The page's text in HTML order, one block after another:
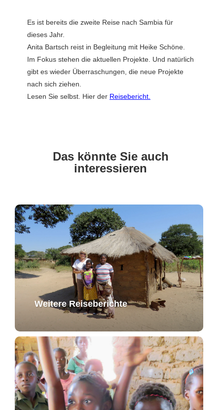
Es ist bereits die zweite Reise nach Sambia für
dieses Jahr.
Anita Bartsch reist in Begleitung mit Heike Schöne.
Im Fokus stehen die aktuellen Projekte. Und natürlich
gibt es wieder Überraschungen, die neue Projekte
nach sich ziehen.
Lesen Sie selbst. Hier der Reisebericht.
Das könnte Sie auch
interessieren
Weitere Reiseberichte